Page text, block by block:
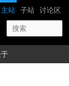
航
主站 子站 讨论区